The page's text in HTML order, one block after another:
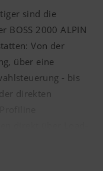
sind die
BOSS 2000 ALPIN
Von der
über eine
- bis
direkten
ausgeführt